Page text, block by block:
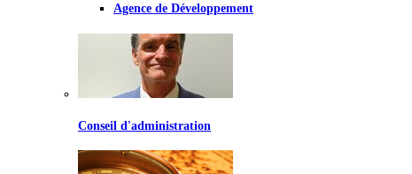
Agence de Développement
Conseil d'administration